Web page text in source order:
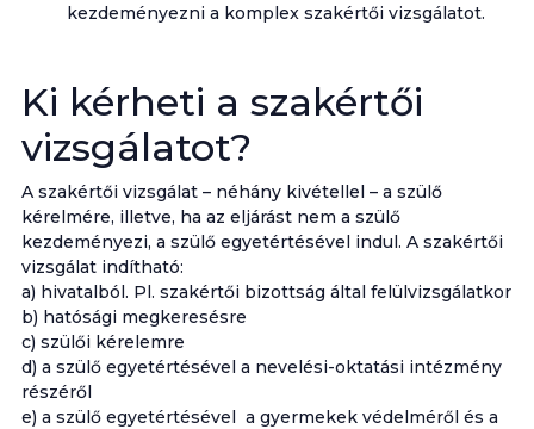
kezdeményezni a komplex szakértői vizsgálatot.
Ki kérheti a szakértői
vizsgálatot?
A szakértői vizsgálat – néhány kivétellel – a szülő
kérelmére, illetve, ha az eljárást nem a szülő
kezdeményezi, a szülő egyetértésével indul. A szakértői
vizsgálat indítható:
a) hivatalból. Pl. szakértői bizottság által felülvizsgálatkor
b) hatósági megkeresésre
c) szülői kérelemre
d) a szülő egyetértésével a nevelési-oktatási intézmény
részéről
e) a szülő egyetértésével a gyermekek védelméről és a